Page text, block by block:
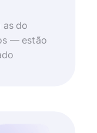
as do
— estão